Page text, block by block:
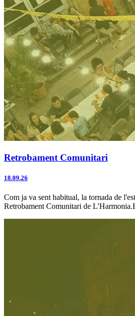
Retrobament Comunitari
18.09.26
Com ja va sent habitual, la tornada de
Retrobament Comunitari de